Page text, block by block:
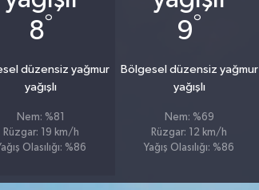
8°
düzensiz yağmur
yağışlı
Nem: %81
Rüzgar: 19 km/h
Olasılığı: %86
9°
Bölgesel düzensiz yağmur
yağışlı
Nem: %69
Rüzgar: 12 km/h
Yağış Olasılığı: %86